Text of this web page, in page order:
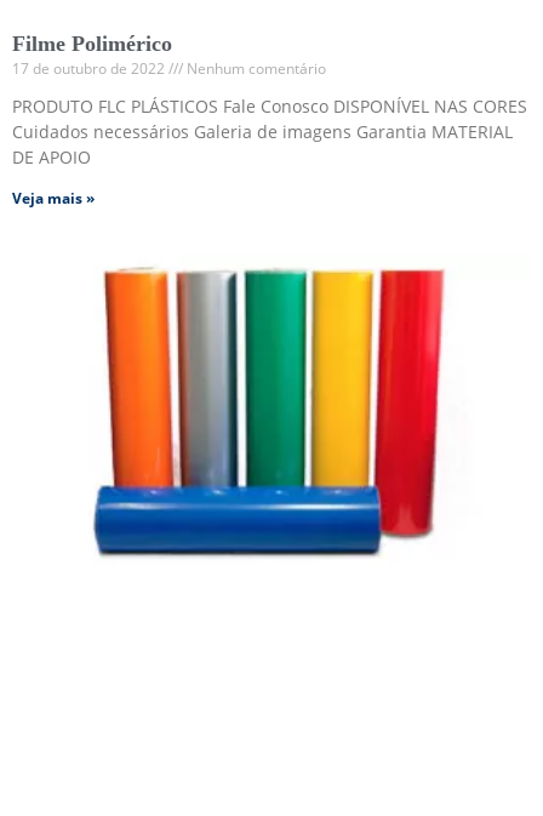
Filme Polimérico
17 de outubro de 2022 Nenhum comentário
PRODUTO FLC PLÁSTICOS Fale Conosco DISPONÍVEL NAS CORES
Cuidados necessários Galeria de imagens Garantia MATERIAL
DE APOIO
Veja mais »